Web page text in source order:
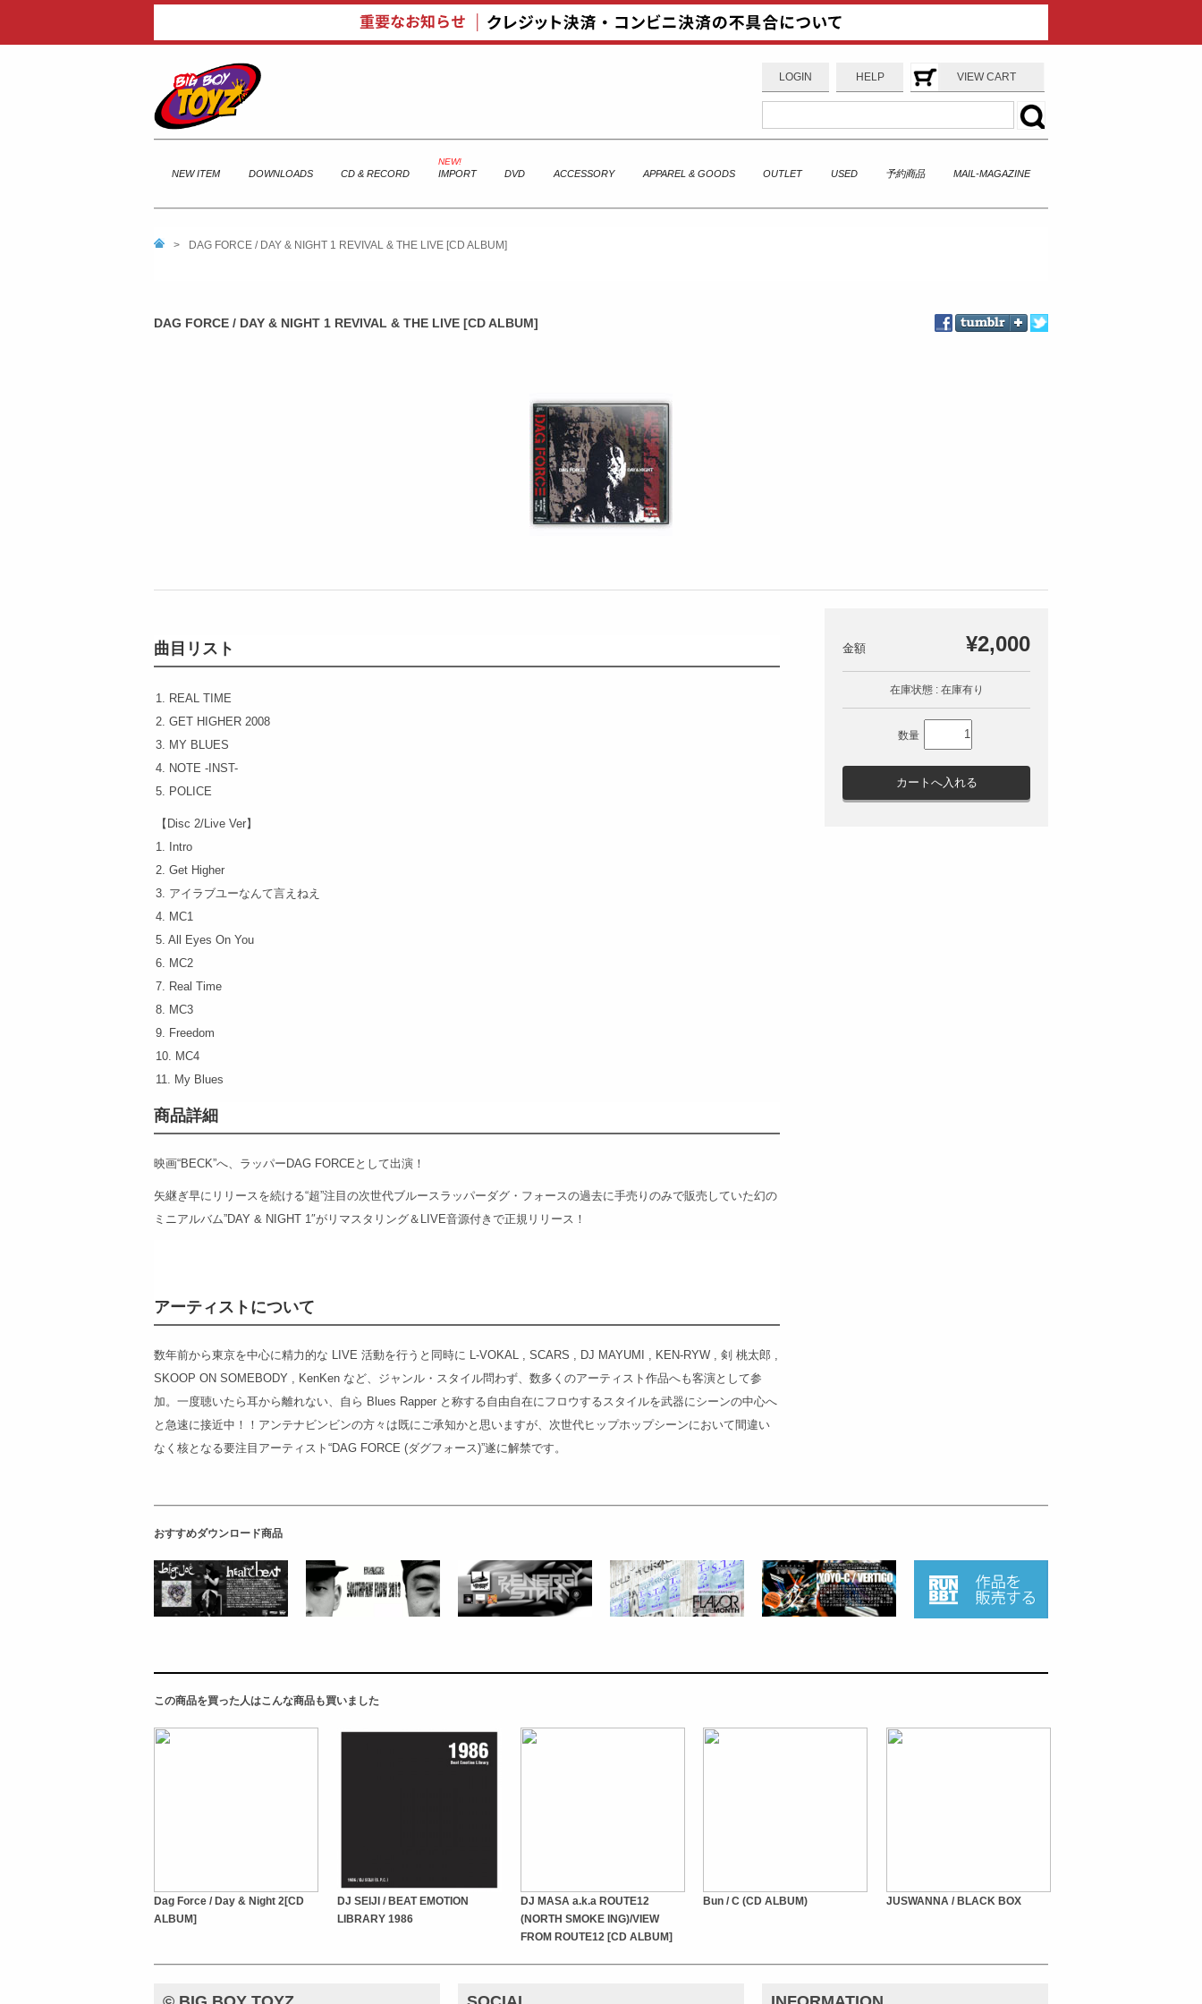
LOGIN HELP VIEW CART
NEW ITEM DOWNLOADS CD & RECORD IMPORT DVD ACCESSORY APPAREL & GOODS OUTLET USED 予約商品 MAIL-MAGAZINE
> DAG FORCE / DAY & NIGHT 1 REVIVAL & THE LIVE [CD ALBUM]
DAG FORCE / DAY & NIGHT 1 REVIVAL & THE LIVE [CD ALBUM]
¥2,000
在庫状態 : 在庫有り
数量
曲目リスト
1. REAL TIME
2. GET HIGHER 2008
3. MY BLUES
4. NOTE -INST-
5. POLICE
【Disc 2/Live Ver】
1. Intro
2. Get Higher
3. アイラブユーなんて言えねえ
4. MC1
5. All Eyes On You
6. MC2
7. Real Time
8. MC3
9. Freedom
10. MC4
11. My Blues
商品詳細
映画“BECK”へ、ラッパーDAG FORCEとして出演！
矢継ぎ早にリリースを続ける“超”注目の次世代ブルースラッパーダグ・フォースの過去に手売りのみで販売していた幻の
ミニアルバム”DAY & NIGHT 1″がリマスタリング＆LIVE音源付きで正規リリース！
アーティストについて
数年前から東京を中心に精力的な LIVE 活動を行うと同時に L-VOKAL , SCARS , DJ MAYUMI , KEN-RYW , 剣 桃太郎 ,
SKOOP ON SOMEBODY , KenKen など、ジャンル・スタイル問わず、数多くのアーティスト作品へも客演として参
加。一度聴いたら耳から離れない、自ら Blues Rapper と称する自由自在にフロウするスタイルを武器にシーンの中心へ
と急速に接近中！！アンテナビンビンの方々は既にご承知かと思いますが、次世代ヒップホップシーンにおいて間違い
なく核となる要注目アーティスト“DAG FORCE (ダグフォース)”遂に解禁です。
おすすめダウンロード商品
この商品を買った人はこんな商品も買いました
Dag Force / Day & Night 2[CD
ALBUM]
DJ SEIJI / BEAT EMOTION
LIBRARY 1986
DJ MASA a.k.a ROUTE12
(NORTH SMOKE ING)/VIEW
FROM ROUTE12 [CD ALBUM]
Bun / C (CD ALBUM) JUSWANNA / BLACK BOX